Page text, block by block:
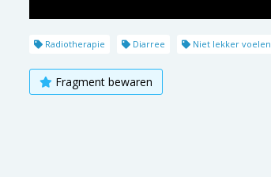
Radiotherapie Diarree Niet lekker voelen
Fragment bewaren